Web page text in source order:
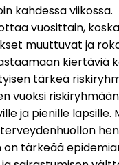
kahdessa viikossa.
vuosittain, koska
muuttuvat ja
kiertäviä
tärkeä
vuoksi
ja pienille lapsille.
tärkeää